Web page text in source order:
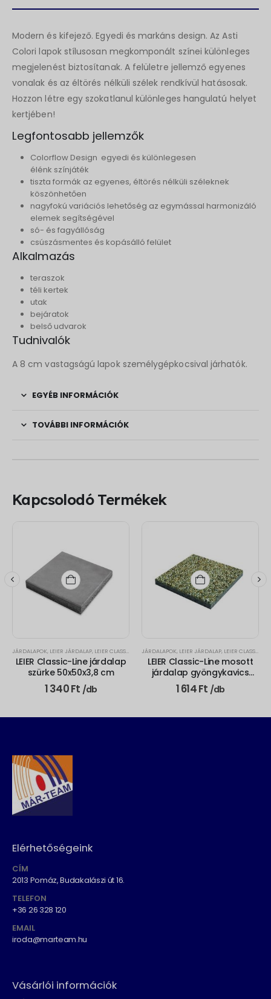
Modern és kifejező. Egyedi és markáns design. Az Asti
Colori lapok stílusosan megkomponált színei különleges
megjelenést biztosítanak. A felületre jellemző egyenes
vonalak és az éltörés nélküli szélek rendkívül hatásosak.
Hozzon létre egy szokatlanul különleges hangulatú helyet
kertjében!
Legfontosabb jellemzők
Colorflow Design  egyedi és különlegesen
élénk színjáték
tiszta formák az egyenes, éltörés nélküli széleknek
köszönhetően
nagyfokú variációs lehetőség az egymással harmonizáló
elemek segítségével
só- és fagyállóság
csúszásmentes és kopásálló felület
Alkalmazás
teraszok
téli kertek
utak
bejáratok
belső udvarok
Tudnivalók
A 8 cm vastagságú lapok személygépkocsival járhatók.
EGYÉB INFORMÁCIÓK
TOVÁBBI INFORMÁCIÓK
Kapcsolodó Termékek
JÁRDALAPOK, LEIER JÁRDALAP, LEIER CLASSIC-LINE
LEIER Classic-Line járdalap
szürke 50x50x3,8 cm
1 340Ft /db
JÁRDALAPOK, LEIER JÁRDALAP, LEIER CLASSIC-LINE
LEIER Classic-Line mosott
járdalap gyöngykavics
50x50x3,8 cm
1 614Ft /db
Elérhetőségeink
CÍM
2013 Pomáz, Budakalászi út 16.
TELEFON
+36 26 328 120
EMAIL
iroda@marteam.hu
Vásárlói információk